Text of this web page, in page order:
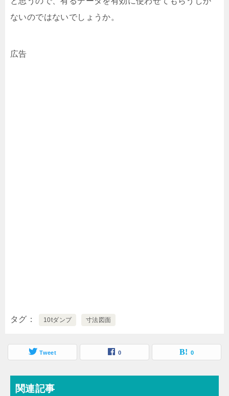
ないのではないでしょうか。
広告
タグ 10tダンプ 寸法図面
Tweet 0 0
関連記事